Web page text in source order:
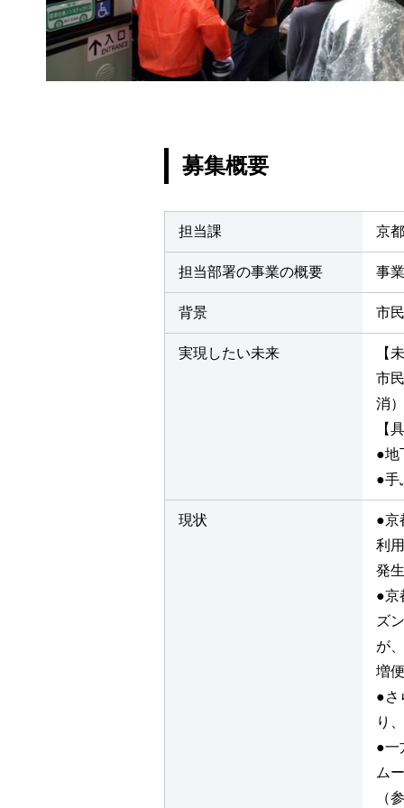
募集概要
担当課 京
担当部署の事業の概要 事
背景 市
実現したい未来
【
市
消）
【
●地
●手
現状
●京
利
発
●京
ズ
が
増
●さ
り
●一
ム
（